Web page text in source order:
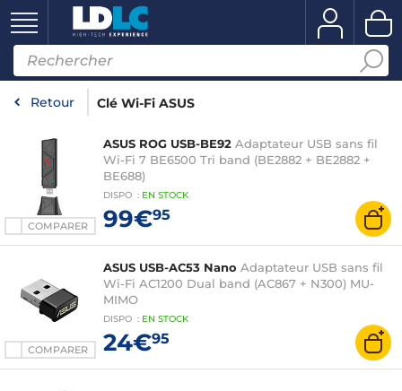
Retour Clé Wi-Fi ASUS
COMPARER
ASUS ROG USB-BE92 Adaptateur USB sans fil
Wi-Fi 7 BE6500 Tri band (BE2882 + BE2882 +
BE688)
DISPO : EN STOCK
99€95
COMPARER
ASUS USB-AC53 Nano Adaptateur USB sans fil
Wi-Fi AC1200 Dual band (AC867 + N300) MU-
MIMO
DISPO : EN STOCK
24€95